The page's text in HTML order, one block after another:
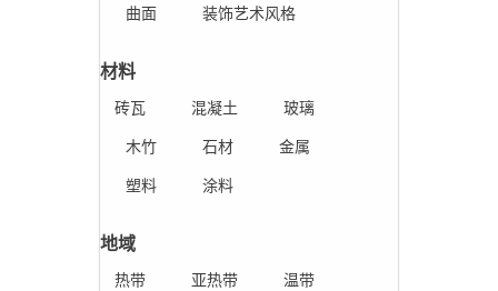
曲面
装饰艺术风格
材料
砖瓦 混凝土
玻璃
木竹
石材
金属
塑料
涂料
地域
热带 亚热带
温带